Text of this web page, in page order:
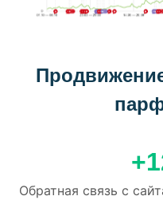
Обратная связь с